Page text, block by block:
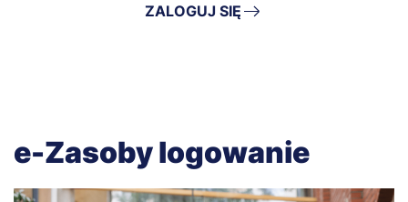
ZALOGUJ SIĘ
e-Zasoby logowanie